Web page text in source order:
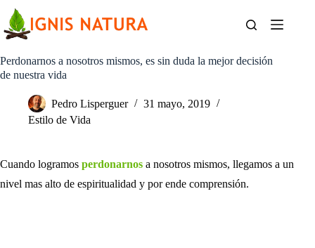
contenido
Perdonarnos a nosotros mismos, es sin duda la mejor decisión
de nuestra vida
Pedro Lisperguer
31 mayo, 2019
Estilo de Vida
Cuando logramos perdonarnos a nosotros mismos, llegamos a un
nivel mas alto de espiritualidad y por ende comprensión.